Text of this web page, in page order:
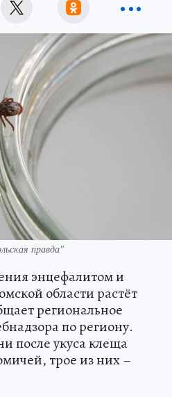
правда"
энцефалитом и
области растёт
региональное
по региону.
после укуса клеща
трое из них –